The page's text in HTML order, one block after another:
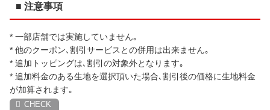
■ 注意事項
* 一部店舗では実施していません｡
* 他のクーポン､割引サービスとの併用は出来ません｡
* 追加トッピングは､割引の対象外となります｡
* 追加料金のある生地を選択頂いた場合､割引後の価格に生地料金
が加算されます｡